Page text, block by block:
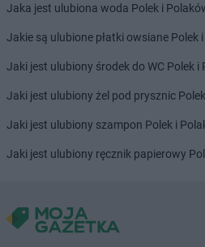
Jaka jest ulubiona woda Polek i
Jakie są ulubione płatki owsiane Polek
Jaki jest ulubiony środek do WC Polek i
Jaki jest ulubiony żel pod prysznic
Jaki jest ulubiony szampon Polek i
Jaki jest ulubiony ręcznik papierowy